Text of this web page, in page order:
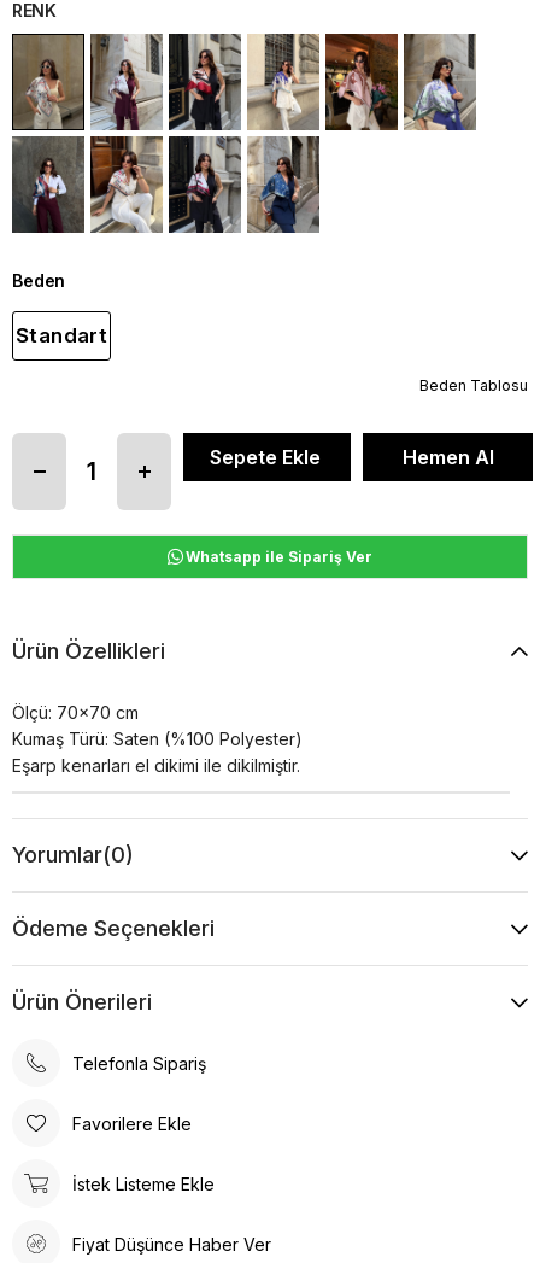
RENK
Beden
Standart
Beden Tablosu
Whatsapp ile Sipariş Ver
Ürün Özellikleri
Ölçü: 70x70 cm
Kumaş Türü: Saten (%100 Polyester)
Eşarp kenarları el dikimi ile dikilmiştir.
Yorumlar(0)
Ödeme Seçenekleri
Ürün Önerileri
Telefonla Sipariş
Favorilere Ekle
İstek Listeme Ekle
Fiyat Düşünce Haber Ver